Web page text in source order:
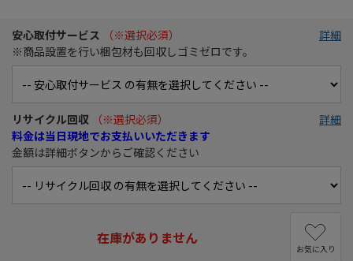
安心取付サービス
（※選択必須）
※商品設置を行い梱包材も回収しゴミゼロです。
詳細
リサイクル回収
（※選択必須）
料金は当日現地でお支払いいただきます
金額は詳細ボタンからご確認ください
詳細
在庫がありません
お気に入り